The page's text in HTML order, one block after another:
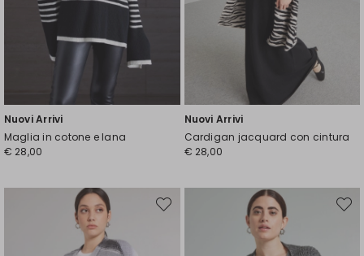
Nuovi Arrivi
Maglia in cotone e lana
€ 28,00
Nuovi Arrivi
Cardigan jacquard con cintura
€ 28,00
Sposta